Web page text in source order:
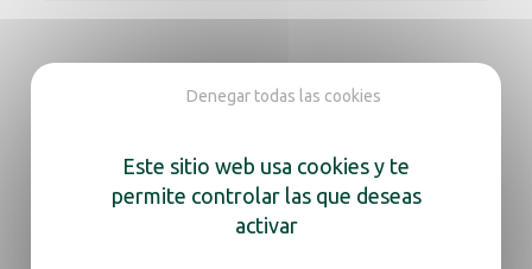
Este sitio web usa cookies y te
permite controlar las que deseas
activar
Denegar todas las cookies